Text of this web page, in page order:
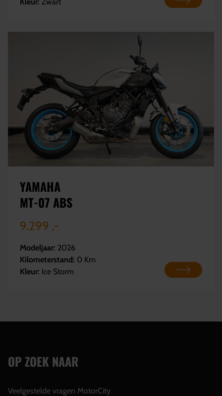
YAMAHA
MT-07 ABS
9.299 ,-
Modeljaar: 2026
Kilometerstand: 0 Km
Kleur: Ice Storm
OP ZOEK NAAR
Veelgestelde vragen MotorCity